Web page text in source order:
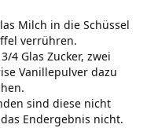
Milch in die Schüssel
verrühren.
4 Glas Zucker, zwei
Vanillepulver dazu
sind diese nicht
Endergebnis nicht.